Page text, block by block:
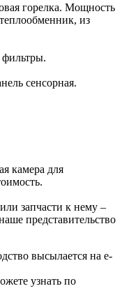
горелка. Мощность
из
сенсорная.
камера для
запчасти к нему –
представительство
высылается на e-
узнать по